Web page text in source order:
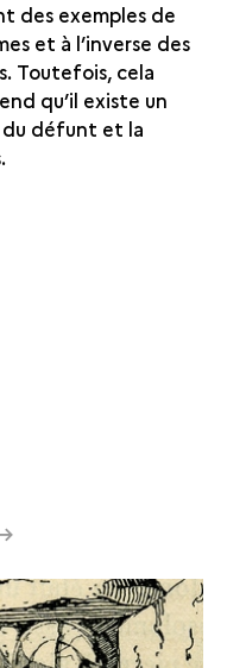
des exemples de
et à l’inverse des
Toutefois, cela
qu’il existe un
défunt et la